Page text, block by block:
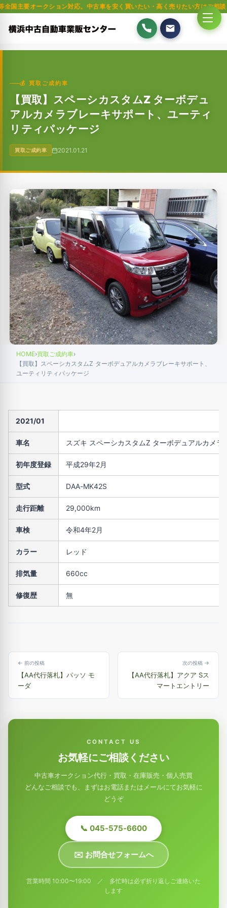
ョン対応。中古車を安く買いたい・高く売りたい方はご相談ください。
💰 買取ご成約車
【買取】スペーシカスタムZ ターボデュ
アルカメラブレーキサポート、ユーティ
リティパッケージ
買取ご成約車 2021.01.21
HOME›買取ご成約車›
【買取】スペーシカスタムZ ターボデュアルカメラブレーキサポート、
ユーティリティパッケージ
2021/01
車名 スズキ スペーシカスタムZ ターボデュアルカメ
初年度登録 平成29年2月
型式 DAA-MK42S
走行距離 29,000km
車検 令和4年2月
カラー レッド
排気量 660cc
修復歴 無
← 前の投稿
【AA代行落札】パッソ モ
ーダ
次の投稿 →
【AA代行落札】アクア Sス
マートエントリー
CONTACT US
お気軽にご相談ください
中古車オークション代行・買取・在庫販売・個人売買
どんなご相談でも、まずはお電話またはメールにてお気軽に
どうぞ
📞 045-575-6600
✉️ お問合せフォームへ
営業時間 10:00〜19:00 ／ 多忙時は必ず折り返しご連絡いた
します